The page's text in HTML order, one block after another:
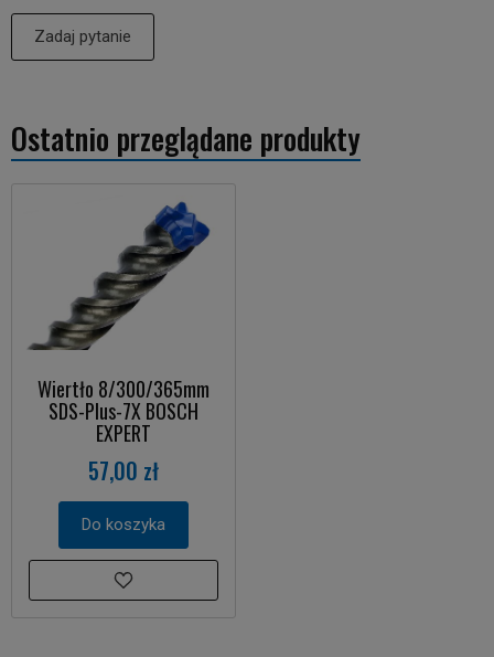
Zadaj pytanie
Ostatnio przeglądane produkty
Wiertło 8/300/365mm
SDS-Plus-7X BOSCH
EXPERT
57,00 zł
Do koszyka